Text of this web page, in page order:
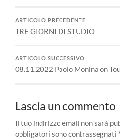
ARTICOLO PRECEDENTE
TRE GIORNI DI STUDIO
ARTICOLO SUCCESSIVO
08.11.2022 Paolo Monina on
Lascia un commento
Il tuo indirizzo email non sarà
obbligatori sono contrassegnati *